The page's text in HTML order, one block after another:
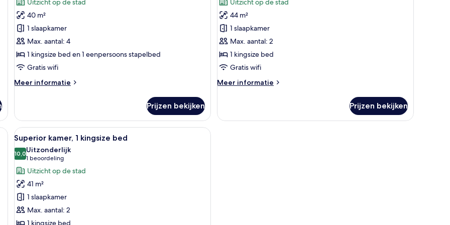
meerdere
bedden
laden
Uitzicht op de stad
40 m²
1 slaapkamer
Max. aantal: 4
1 kingsize bed en 1 eenpersoons stapelbed
Gratis wifi
Meer informatie
Meer
meerdere
bedden
Prijzen bekijken
1
kingsize
bed,
hot
tub
laden
Uitzicht op de stad
44 m²
1 slaapkamer
Max. aantal: 2
1 kingsize bed
Gratis wifi
Meer informatie
Meer
1
Prijzen bekijken
een bank, een bijzettafeltje, een vloerlamp en een televisie.
Alle
foto's
voor
Superior
kamer,
1
kingsize
bed
Een moderne badkamer met een vrijstaand bad, een wastafel met spiegel en een zithoek bij het raam.
7
Superior kamer, 1 kingsize bed
10,010,0 van 10
Uitzonderlijk
1 beoordeling
(1
beoordeling)
Uitzicht op de stad
41 m²
1 slaapkamer
Max. aantal: 2
1 kingsize bed